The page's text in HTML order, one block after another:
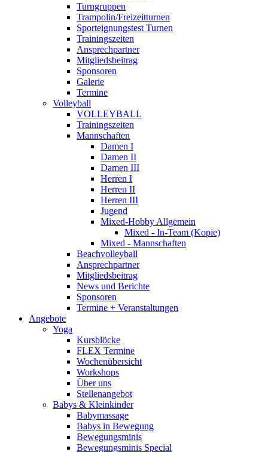
Turngruppen
Trampolin/Freizeitturnen
Sporteignungstest Turnen
Trainingszeiten
Ansprechpartner
Mitgliedsbeitrag
Sponsoren
Galerie
Termine
Volleyball
VOLLEYBALL
Trainingszeiten
Mannschaften
Damen I
Damen II
Damen III
Herren I
Herren II
Herren III
Jugend
Mixed-Hobby Allgemein
Mixed - In-Team (Kopie)
Mixed - Mannschaften
Beachvolleyball
Ansprechpartner
Mitgliedsbeitrag
News und Berichte
Sponsoren
Termine + Veranstaltungen
Angebote
Yoga
Kursblöcke
FLEX Termine
Wochenübersicht
Workshops
Über uns
Stellenangebot
Babys & Kleinkinder
Babymassage
Babys in Bewegung
Bewegungsminis
Bewegungsminis Special